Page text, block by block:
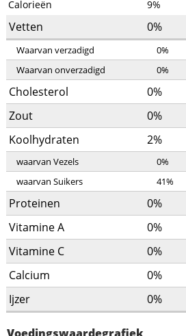
Calorieën 9%
Vetten 0%
Waarvan verzadigd 0%
Waarvan onverzadigd
0%
Cholesterol 0%
Zout
0%
Koolhydraten
2%
waarvan Vezels 0%
waarvan Suikers
41%
Proteinen 0%
Vitamine A
0%
Vitamine C
0%
Calcium
0%
Ijzer
0%